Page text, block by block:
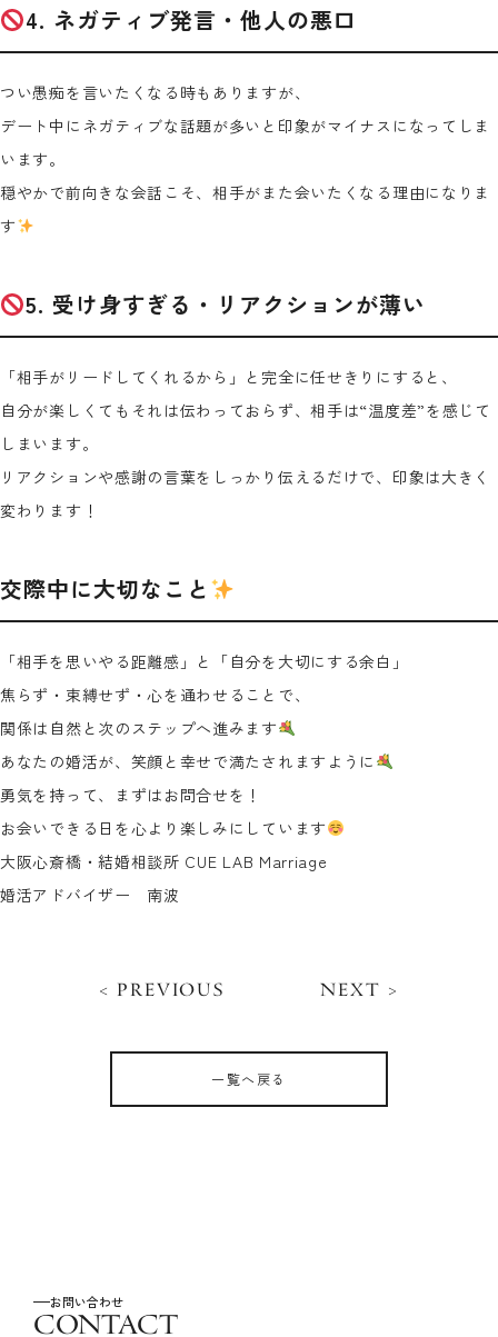
4. ネガティブ発言・他人の悪口
つい愚痴を言いたくなる時もありますが、
デート中にネガティブな話題が多いと印象がマイナスになってしま
います。
穏やかで前向きな会話こそ、相手がまた会いたくなる理由になりま
す
5. 受け身すぎる・リアクションが薄い
「相手がリードしてくれるから」と完全に任せきりにすると、
自分が楽しくてもそれは伝わっておらず、相手は“温度差”を感じて
しまいます。
リアクションや感謝の言葉をしっかり伝えるだけで、印象は大きく
変わります！
交際中に大切なこと
「相手を思いやる距離感」と「自分を大切にする余白」
焦らず・束縛せず・心を通わせることで、
関係は自然と次のステップへ進みます
あなたの婚活が、笑顔と幸せで満たされますように
勇気を持って、まずはお問合せを！
お会いできる日を心より楽しみにしています
大阪心斎橋・結婚相談所 CUE LAB Marriage
婚活アドバイザー 南波
< PREVIOUS NEXT >
一覧へ戻る
お問い合わせ
CONTACT